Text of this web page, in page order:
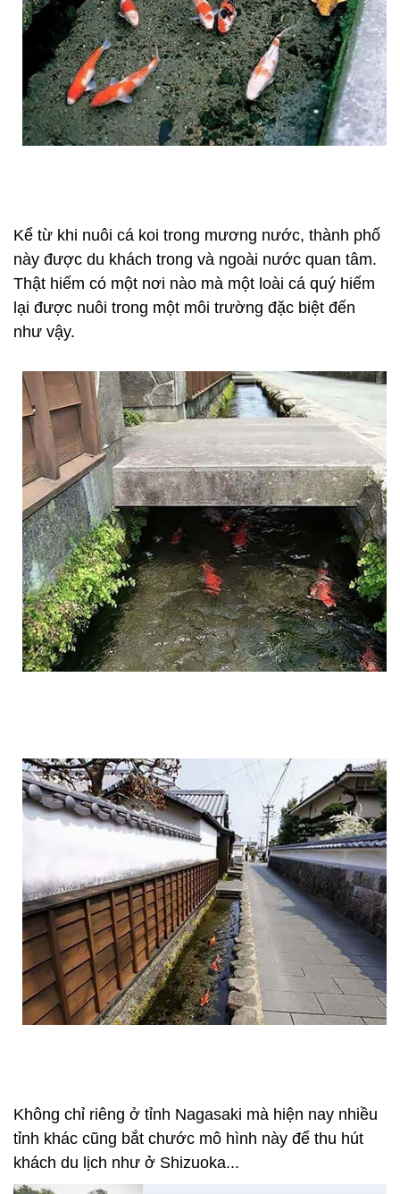
Kể từ khi nuôi cá koi trong mương nước, thành phố
này được du khách trong và ngoài nước quan tâm.
Thật hiếm có một nơi nào mà một loài cá quý hiếm
lại được nuôi trong một môi trường đặc biệt đến
như vậy.
Không chỉ riêng ở tỉnh Nagasaki mà hiện nay nhiều
tỉnh khác cũng bắt chước mô hình này để thu hút
khách du lịch như ở Shizuoka...